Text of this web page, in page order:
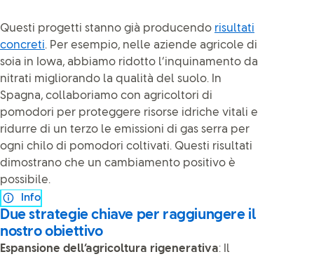
Questi progetti stanno già producendo risultati
concreti. Per esempio, nelle aziende agricole di
soia in Iowa, abbiamo ridotto l’inquinamento da
nitrati migliorando la qualità del suolo. In
Spagna, collaboriamo con agricoltori di
pomodori per proteggere risorse idriche vitali e
ridurre di un terzo le emissioni di gas serra per
ogni chilo di pomodori coltivati. Questi risultati
dimostrano che un cambiamento positivo è
possibile.
Due strategie chiave per raggiungere il
nostro obiettivo
Info
Espansione dell’agricoltura rigenerativa: Il